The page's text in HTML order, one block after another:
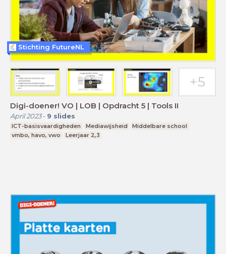
Digi-doener! VO | LOB | Opdracht 5 | Tools II
April 2023- 9 slides
ICT-basisvaardigheden Mediawijsheid
Middelbare school
vmbo, havo, vwo
Leerjaar 2,3
Stichting FutureNL